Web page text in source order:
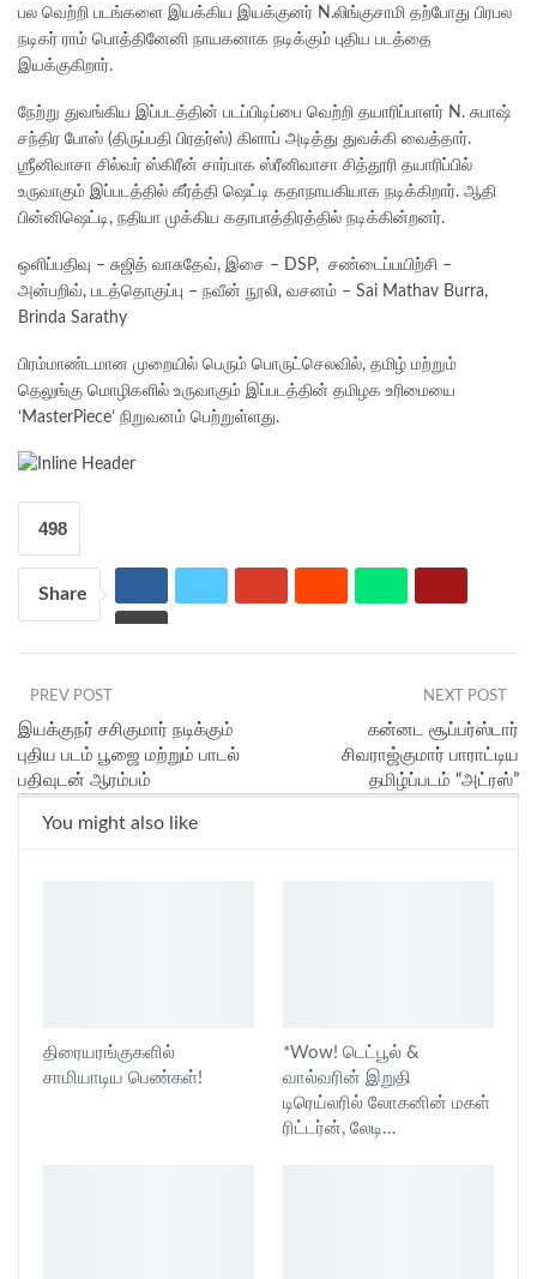
பல வெற்றி படங்களை இயக்கிய இயக்குனர் N.லிங்குசாமி தற்போது பிரபல
நடிகர் ராம் பொத்தினேனி நாயகனாக நடிக்கும் புதிய படத்தை
இயக்குகிறார்.
நேற்று துவங்கிய இப்படத்தின் படப்பிடிப்பை வெற்றி தயாரிப்பாளர் N. சுபாஷ்
சந்திர போஸ் (திருப்பதி பிரதர்ஸ்) கிளாப் அடித்து துவக்கி வைத்தார்.
ஶ்ரீனிவாசா சில்வர் ஸ்கிரீன் சார்பாக ஸ்ரீனிவாசா சித்தூரி தயாரிப்பில்
உருவாகும் இப்படத்தில் கீர்த்தி ஷெட்டி கதாநாயகியாக நடிக்கிறார். ஆதி
பின்னிஷெட்டி, நதியா முக்கிய கதாபாத்திரத்தில் நடிக்கின்றனர்.
ஒளிப்பதிவு – சுஜித் வாசுதேவ், இசை – DSP, சண்டைப்பயிற்சி –
அன்பறிவ், படத்தொகுப்பு – நவீன் நூலி, வசனம் – Sai Mathav Burra,
Brinda Sarathy
பிரம்மாண்டமான முறையில் பெரும் பொருட்செலவில், தமிழ் மற்றும்
தெலுங்கு மொழிகளில் உருவாகும் இப்படத்தின் தமிழக உரிமையை
‘MasterPiece’ நிறுவனம் பெற்றுள்ளது.
498
Share
PREV POST
இயக்குநர் சசிகுமார் நடிக்கும்
புதிய படம் பூஜை மற்றும் பாடல்
பதிவுடன் ஆரம்பம்
NEXT POST
கன்னட சூப்பர்ஸ்டார்
சிவராஜ்குமார் பாராட்டிய
தமிழ்ப்படம் “அட்ரஸ்”
You might also like
திரையரங்குகளில்
சாமியாடிய பெண்கள்!
*Wow! டெட்பூல் &
வால்வரின் இறுதி
டிரெய்லரில் லோகனின் மகள்
ரிட்டர்ன், லேடி…